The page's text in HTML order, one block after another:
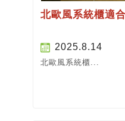
北歐風系統櫃適
2025.8.14
北歐風系統櫃...